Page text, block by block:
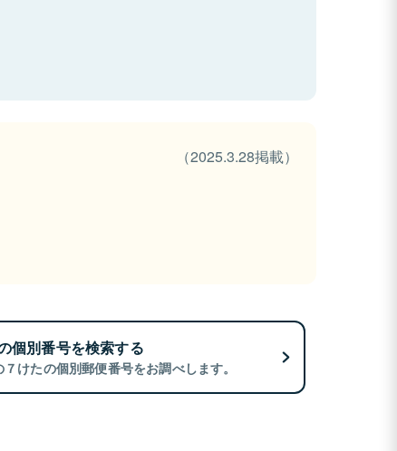
（2025.3.28掲載）
個別番号を検索する
けたの個別郵便番号をお調べします。